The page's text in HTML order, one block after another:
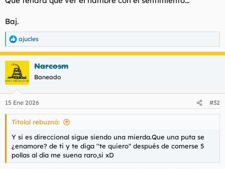
Baj.
R
e
a
c
i
e
s
ajucles
Narcosm
Baneado
15 Ene 2026 #32
Titolol rebuznó:
Y si es direccional sigue siendo una mierda.Que una puta se
¿enamore? de ti y te diga ''te quiero" después de comerse 5
pollas al día me suena raro,si xD